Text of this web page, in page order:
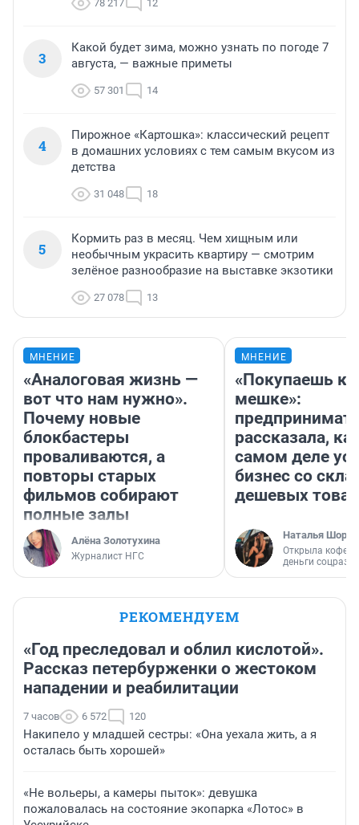
78 217 12
3
Какой будет зима, можно узнать по погоде 7
августа, — важные приметы
57 301 14
4
Пирожное «Картошка»: классический рецепт
в домашних условиях с тем самым вкусом из
детства
31 048 18
5
Кормить раз в месяц. Чем хищным или
необычным украсить квартиру — смотрим
зелёное разнообразие на выставке экзотики
27 078 13
МНЕНИЕ
«Аналоговая жизнь —
вот что нам нужно».
Почему новые
блокбастеры
проваливаются, а
повторы старых
фильмов собирают
полные залы
Алёна Золотухина
Журналист НГС
МНЕНИЕ
«Покупаешь
мешке»:
рассказала,
самом деле
бизнес со
дешевых
Наталья
Открыла
деньги
РЕКОМЕНДУЕМ
«Год преследовал и облил кислотой».
Рассказ петербурженки о жестоком
нападении и реабилитации
7 часов 6 572 120
Накипело у младшей сестры: «Она уехала жить, а я
осталась быть хорошей»
«Не вольеры, а камеры пыток»: девушка
пожаловалась на состояние экопарка «Лотос» в